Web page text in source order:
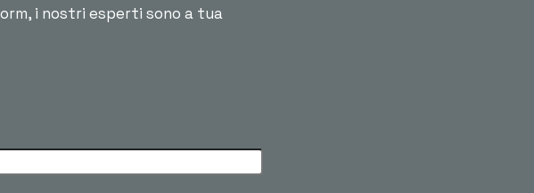
i nostri esperti sono a tua